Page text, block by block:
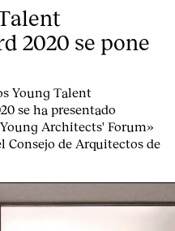
2020 se pone
Young Talent
se ha presentado
Architects' Forum»
Consejo de Arquitectos de